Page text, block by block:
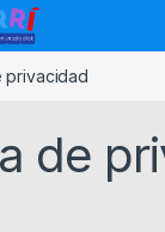
privacidad
de